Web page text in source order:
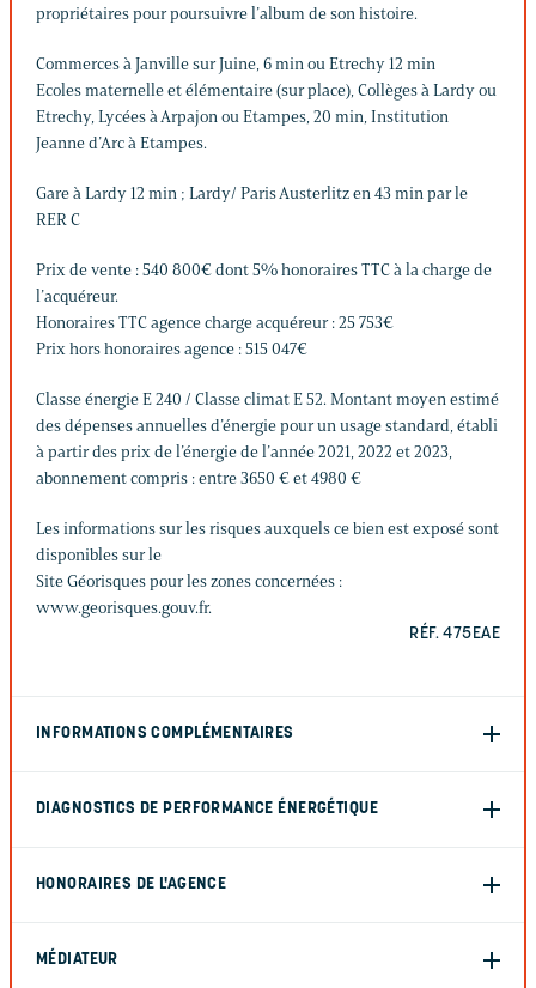
propriétaires pour poursuivre l’album de son histoire.
Commerces à Janville sur Juine, 6 min ou Etrechy 12 min
Ecoles maternelle et élémentaire (sur place), Collèges à Lardy ou
Etrechy, Lycées à Arpajon ou Etampes, 20 min, Institution
Jeanne d’Arc à Etampes.
Gare à Lardy 12 min ; Lardy/ Paris Austerlitz en 43 min par le
RER C
Prix de vente : 540 800€ dont 5% honoraires TTC à la charge de
l’acquéreur.
Honoraires TTC agence charge acquéreur : 25 753€
Prix hors honoraires agence : 515 047€
Classe énergie E 240 / Classe climat E 52. Montant moyen estimé
des dépenses annuelles d’énergie pour un usage standard, établi
à partir des prix de l’énergie de l’année 2021, 2022 et 2023,
abonnement compris : entre 3650 € et 4980 €
Les informations sur les risques auxquels ce bien est exposé sont
disponibles sur le
Site Géorisques pour les zones concernées :
www.georisques.gouv.fr.
RÉF. 475EAE
INFORMATIONS COMPLÉMENTAIRES
DIAGNOSTICS DE PERFORMANCE ÉNERGÉTIQUE
HONORAIRES DE L'AGENCE
MÉDIATEUR